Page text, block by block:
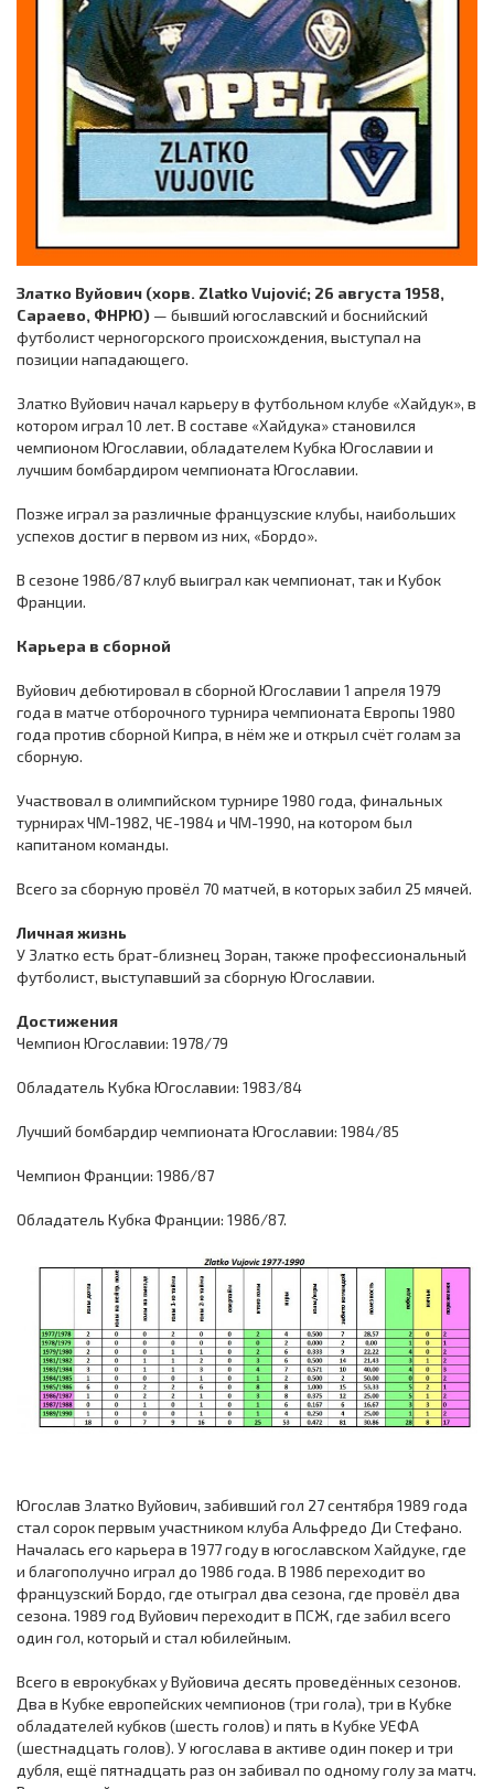
Златко Вуйович (хорв. Zlatko Vujović; 26 августа 1958,
Сараево, ФНРЮ) — бывший югославский и боснийский
футболист черногорского происхождения, выступал на
позиции нападающего.
Златко Вуйович начал карьеру в футбольном клубе «Хайдук», в
котором играл 10 лет. В составе «Хайдука» становился
чемпионом Югославии, обладателем Кубка Югославии и
лучшим бомбардиром чемпионата Югославии.
Позже играл за различные французские клубы, наибольших
успехов достиг в первом из них, «Бордо».
В сезоне 1986/87 клуб выиграл как чемпионат, так и Кубок
Франции.
Карьера в сборной
Вуйович дебютировал в сборной Югославии 1 апреля 1979
года в матче отборочного турнира чемпионата Европы 1980
года против сборной Кипра, в нём же и открыл счёт голам за
сборную.
Участвовал в олимпийском турнире 1980 года, финальных
турнирах ЧМ-1982, ЧЕ-1984 и ЧМ-1990, на котором был
капитаном команды.
Всего за сборную провёл 70 матчей, в которых забил 25 мячей.
Личная жизнь
У Златко есть брат-близнец Зоран, также профессиональный
футболист, выступавший за сборную Югославии.
Достижения
Чемпион Югославии: 1978/79
Обладатель Кубка Югославии: 1983/84
Лучший бомбардир чемпионата Югославии: 1984/85
Чемпион Франции: 1986/87
Обладатель Кубка Франции: 1986/87.
Югослав Златко Вуйович, забивший гол 27 сентября 1989 года
стал сорок первым участником клуба Альфредо Ди Стефано.
Началась его карьера в 1977 году в югославском Хайдуке, где
и благополучно играл до 1986 года. В 1986 переходит во
французский Бордо, где отыграл два сезона, где провёл два
сезона. 1989 год Вуйович переходит в ПСЖ, где забил всего
один гол, который и стал юбилейным.
Всего в еврокубках у Вуйовича десять проведённых сезонов.
Два в Кубке европейских чемпионов (три гола), три в Кубке
обладателей кубков (шесть голов) и пять в Кубке УЕФА
(шестнадцать голов). У югослава в активе один покер и три
дубля, ещё пятнадцать раз он забивал по одному голу за матч.